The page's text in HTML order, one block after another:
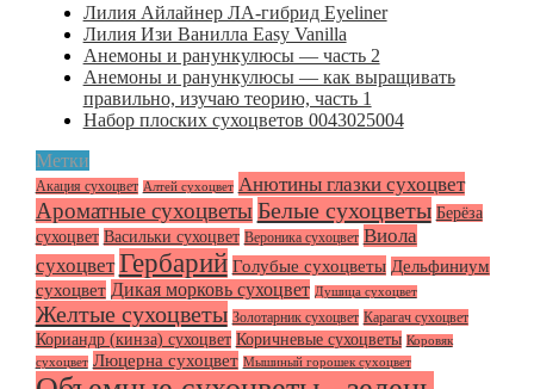
Лилия Айлайнер ЛА-гибрид Eyeliner
Лилия Изи Ванилла Easy Vanilla
Анемоны и ранункулюсы — часть 2
Анемоны и ранункулюсы — как выращивать
правильно, изучаю теорию, часть 1
Набор плоских сухоцветов 0043025004
Метки
Акация сухоцвет Алтей сухоцвет Анютины глазки сухоцвет
Ароматные сухоцветы Белые сухоцветы Берёза
сухоцвет Васильки сухоцвет Вероника сухоцвет Виола
сухоцвет Гербарий Голубые сухоцветы Дельфиниум
сухоцвет Дикая морковь сухоцвет Душица сухоцвет
Желтые сухоцветы Золотарник сухоцвет Карагач сухоцвет
Кориандр (кинза) сухоцвет Коричневые сухоцветы Коровяк
сухоцвет Люцерна сухоцвет Мышиный горошек сухоцвет